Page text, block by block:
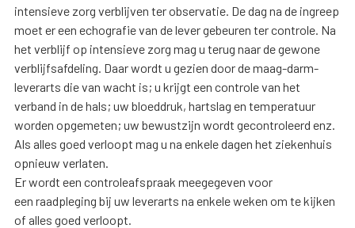
intensieve zorg verblijven ter observatie. De dag na de ingreep
moet er een echografie van de lever gebeuren ter controle. Na
het verblijf op intensieve zorg mag u terug naar de gewone
verblijfsafdeling. Daar wordt u gezien door de maag-darm-
leverarts die van wacht is; u krijgt een controle van het
verband in de hals; uw bloeddruk, hartslag en temperatuur
worden opgemeten; uw bewustzijn wordt gecontroleerd enz.
Als alles goed verloopt mag u na enkele dagen het ziekenhuis
opnieuw verlaten.
Er wordt een controleafspraak meegegeven voor
een raadpleging bij uw leverarts na enkele weken om te kijken
of alles goed verloopt.